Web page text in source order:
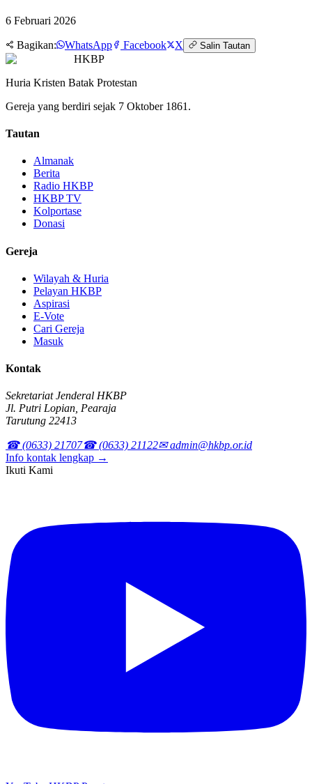
6 Februari 2026
Bagikan: WhatsApp Facebook X Salin Tautan
HKBP
Huria Kristen Batak Protestan
Gereja yang berdiri sejak 7 Oktober 1861.
Tautan
Almanak
Berita
Radio HKBP
HKBP TV
Kolportase
Donasi
Gereja
Wilayah & Huria
Pelayan HKBP
Aspirasi
E-Vote
Cari Gereja
Masuk
Kontak
Sekretariat Jenderal HKBP
Jl. Putri Lopian, Pearaja
Tarutung 22413
☎ (0633) 21707☎ (0633) 21122✉ admin@hkbp.or.id
Info kontak lengkap →
Ikuti Kami